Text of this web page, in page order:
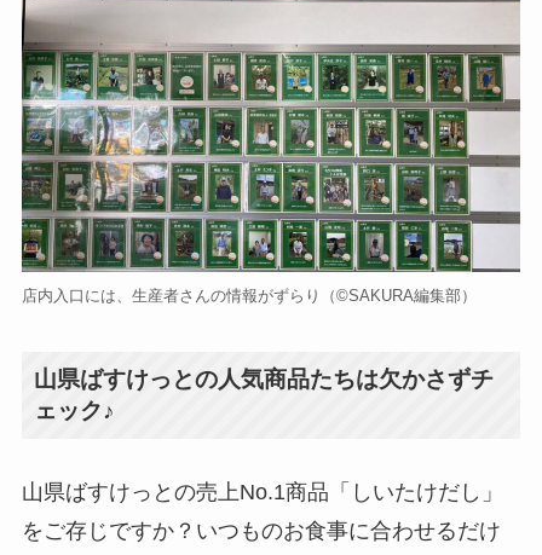
店内入口には、生産者さんの情報がずらり（©️SAKURA編集部）
山県ばすけっとの人気商品たちは欠かさずチ
ェック♪
山県ばすけっとの売上No.1商品「しいたけだし」
をご存じですか？いつものお食事に合わせるだけ